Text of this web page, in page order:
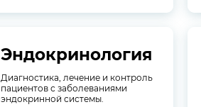
Эндокринология
Диагностика, лечение и контроль
пациентов с заболеваниями
эндокринной системы.
Эндокринология
пациентов с заболеваниями
эндокринной системы.